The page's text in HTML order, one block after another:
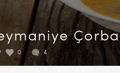
0 4